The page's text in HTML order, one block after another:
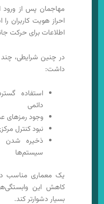
مهاجمان پس از ورود
احراز هویت کاربران
اطلاعات برای حرکت
در چنین شرایطی،
داشت:
استفاده
دائمی
وجود رمزهای
نبود کنترل
ذخیره شدن
سیستم‌ها
کاهش این
بسیار دشوارتر کند.